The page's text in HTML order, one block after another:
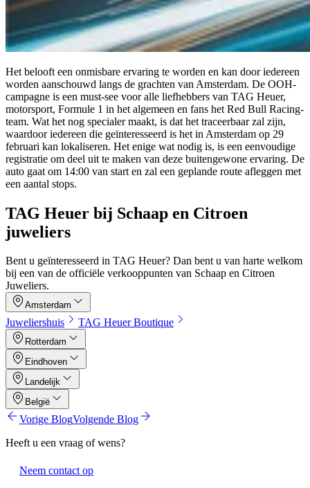
Het belooft een onmisbare ervaring te worden en kan door iedereen
worden aanschouwd langs de grachten van Amsterdam. De OOH-
campagne is een must-see voor alle liefhebbers van TAG Heuer,
motorsport, Formule 1 in het algemeen en fans het Red Bull Racing-
team. Wat het nog specialer maakt, is dat het traceerbaar zal zijn,
waardoor iedereen die geïnteresseerd is het in Amsterdam op 29
februari kan lokaliseren. Het enige wat nodig is, is een eenvoudige
registratie om deel uit te maken van deze buitengewone ervaring. De
auto gaat om 14:00 van start en zal een geplande route afleggen met
een aantal stops.
TAG Heuer bij Schaap en Citroen
juweliers
Bent u geïnteresseerd in TAG Heuer? Dan bent u van harte welkom
bij een van de officiële verkooppunten van Schaap en Citroen
Juweliers.
Amsterdam
Juweliershuis TAG Heuer Boutique
Rotterdam
Eindhoven
Landelijk
België
Vorige BlogVolgende Blog
Heeft u een vraag of wens?
Neem contact op